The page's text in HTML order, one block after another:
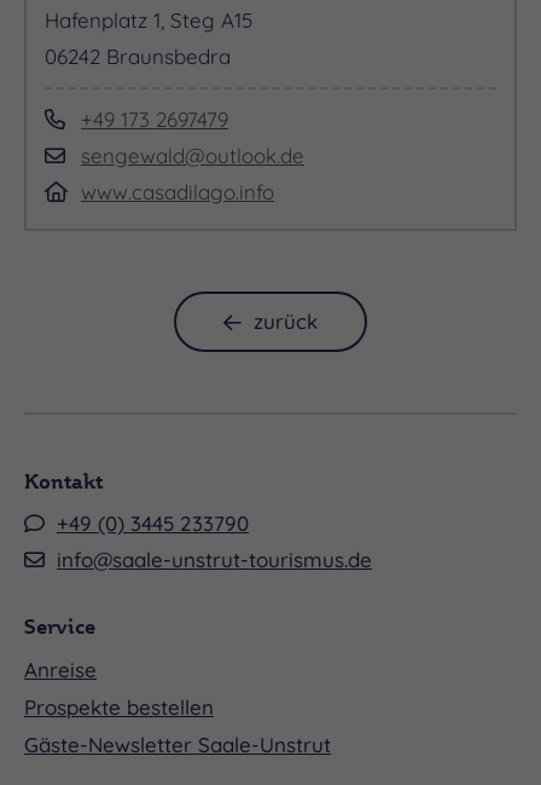
Hafenplatz 1, Steg A15
06242 Braunsbedra
+49 173 2697479
sengewald@outlook.de
www.casadilago.info
zurück
Kontakt
+49 (0) 3445 233790
info@saale-unstrut-tourismus.de
Service
Anreise
Prospekte bestellen
Gäste-Newsletter Saale-Unstrut